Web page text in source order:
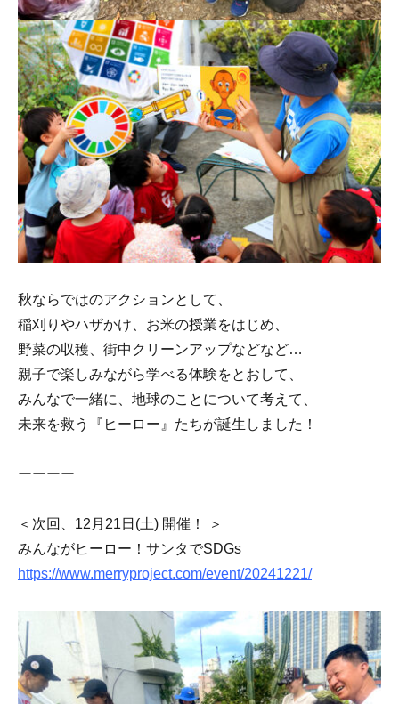
秋ならではのアクションとして、
稲刈りやハザかけ、お米の授業をはじめ、
野菜の収穫、街中クリーンアップなどなど…
親子で楽しみながら学べる体験をとおして、
みんなで一緒に、地球のことについて考えて、
未来を救う『ヒーロー』たちが誕生しました！
ーーーー
＜次回、12月21日(土) 開催！ ＞
みんながヒーロー！サンタでSDGs
https://www.merryproject.com/event/20241221/